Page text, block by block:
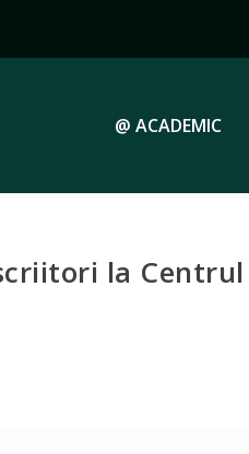
@ ACADEMIC
la Centrul